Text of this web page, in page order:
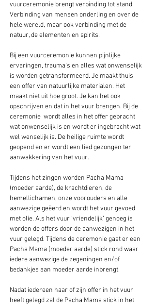
vuurceremonie brengt verbinding tot stand.
Verbinding van mensen onderling en over de
hele wereld, maar ook verbinding met de
natuur, de elementen en spirits.
Bij een vuurceremonie kunnen pijnlijke
ervaringen, trauma’s en alles wat onwenselijk
is worden getransformeerd. Je maakt thuis
een offer van natuurlijke materialen. Het
maakt niet uit hoe groot. Je kan het ook
opschrijven en dat in het vuur brengen. Bij de
ceremonie  wordt alles in het offer gebracht
wat onwenselijk is en wordt er ingebracht wat
wel wenselijk is. De heilige ruimte wordt
geopend en er wordt een lied gezongen ter
aanwakkering van het vuur.
Tijdens het zingen worden Pacha Mama
(moeder aarde), de krachtdieren, de
hemellichamen, onze voorouders en alle
aanwezige geëerd en wordt het vuur gevoed
met olie. Als het vuur ‘vriendelijk’ genoeg is
worden de offers door de aanwezigen in het
vuur gelegd. Tijdens de ceremonie gaat er een
Pacha Mama (moeder aarde) stick rond waar
iedere aanwezige de zegeningen en/of
bedankjes aan moeder aarde inbrengt.
Nadat iedereen haar of zijn offer in het vuur
heeft gelegd zal de Pacha Mama stick in het